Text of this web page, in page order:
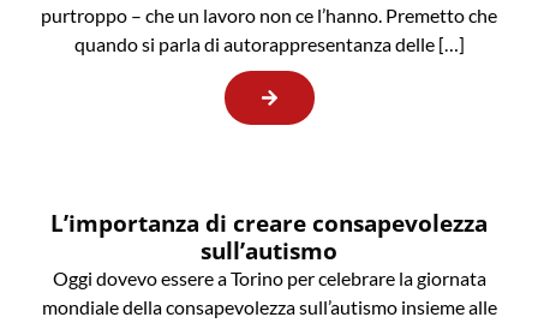
purtroppo – che un lavoro non ce l’hanno. Premetto che
quando si parla di autorappresentanza delle […]
L’importanza di creare consapevolezza
sull’autismo
Oggi dovevo essere a Torino per celebrare la giornata
mondiale della consapevolezza sull’autismo insieme alle